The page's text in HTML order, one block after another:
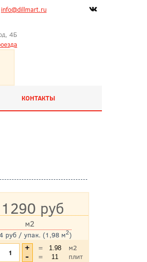
info@dillmart.ru
4Б
КОНТАКТЫ
1290 руб
руб / упак. (1,98 м2)
м2
указана с учетом НДС
=
м2
=
плит